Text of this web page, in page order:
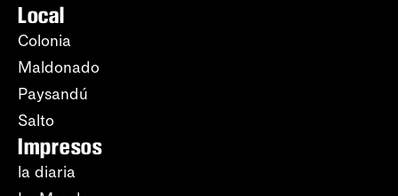
Local
Colonia
Maldonado
Paysandú
Salto
Impresos
la diaria